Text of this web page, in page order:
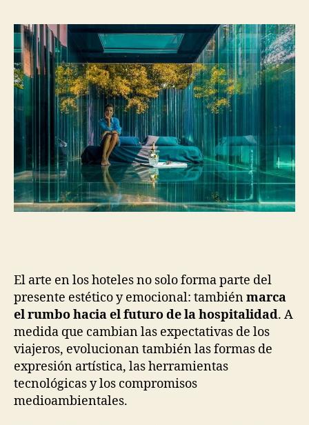
El arte en los hoteles no solo forma parte del
presente estético y emocional: tambiénmarca
el rumbo hacia el futuro de la hospitalidad. A
medida que cambian las expectativas de los
viajeros, evolucionan también las formas de
expresión artística, las herramientas
tecnológicas y los compromisos
medioambientales.